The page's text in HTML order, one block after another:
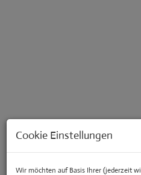
Beschreibung
Cookie Einstellungen
Wir möchten auf Basis Ihrer (jederzeit